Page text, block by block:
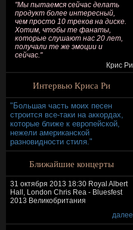
"Мы пытаемся сейчас делать
продукт более интересный,
чем просто 10 треков на диске.
Хотим, чтобы те фанаты,
которые слушают нас 20 лет,
получали те же эмоции и
сейчас."
Крис Ри
Интервью Криса Ри
"Большая часть моих песен
строится все-таки на аккордах,
которые ближе к европейской,
нежели американской
разновидности стиля."
Ближайшие концерты
31 октября 2013 18:30 Royal Albert
Hall, London Chris Rea - Bluesfest
2013 Великобритания
далее